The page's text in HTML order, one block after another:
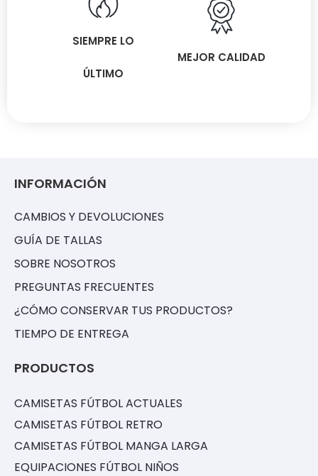
SIEMPRE LO
ÚLTIMO
MEJOR CALIDAD
INFORMACIÓN
CAMBIOS Y DEVOLUCIONES
GUÍA DE TALLAS
SOBRE NOSOTROS
PREGUNTAS FRECUENTES
¿CÓMO CONSERVAR TUS PRODUCTOS?
TIEMPO DE ENTREGA
PRODUCTOS
CAMISETAS FÚTBOL ACTUALES
CAMISETAS FÚTBOL RETRO
CAMISETAS FÚTBOL MANGA LARGA
EQUIPACIONES FÚTBOL NIÑOS